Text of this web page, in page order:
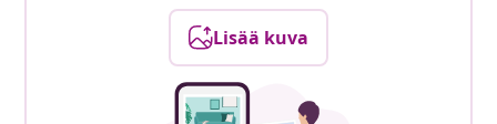
Lisää kuva